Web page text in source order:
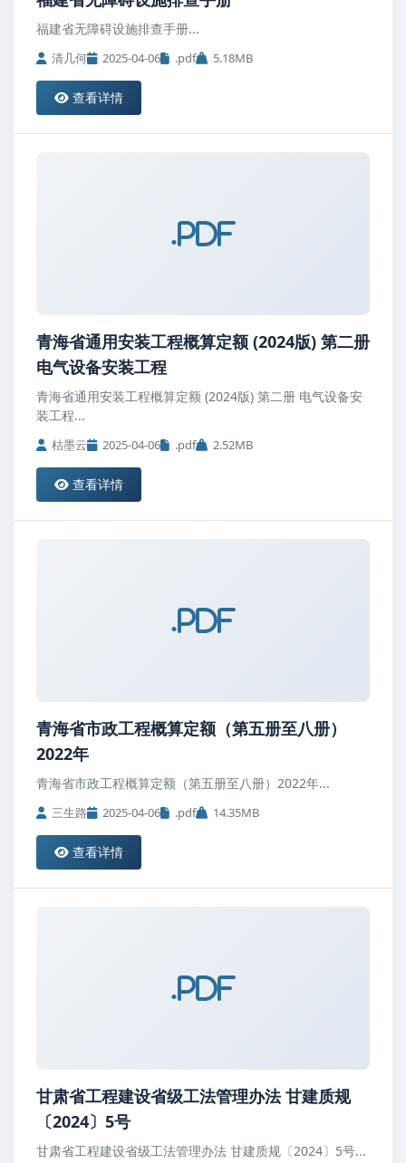
福建省无障碍设施排查手册...
清几何 2025-04-06 .pdf 5.18MB
查看详情
.pdf
青海省通用安装工程概算定额 (2024版) 第二册
电气设备安装工程
青海省通用安装工程概算定额 (2024版) 第二册 电气设备安
装工程...
枯墨云 2025-04-06 .pdf 2.52MB
查看详情
.pdf
青海省市政工程概算定额（第五册至八册）
2022年
青海省市政工程概算定额（第五册至八册）2022年...
三生路 2025-04-06 .pdf 14.35MB
查看详情
.pdf
甘肃省工程建设省级工法管理办法 甘建质规
〔2024〕5号
甘肃省工程建设省级工法管理办法 甘建质规〔2024〕5号...